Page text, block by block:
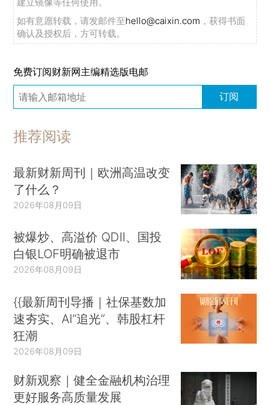
如有意愿转载，请发邮件至hello@caixin.com ，获得书面
确认及授权后，方可转载。
免费订阅财新网主编精选版电邮
订阅
推荐阅读
最新财新周刊｜欧洲高温改变
了什么？
2026年08月09日
被爆炒、高溢价 QDII、国投
白银LOF明确被退市
2026年08月09日
{{最新周刊导播｜社保基数加
速夯实、AI“追光”、韩股杠杆
狂潮
2026年08月09日
财新观察｜健全金融机构治理
更好服务高质量发展